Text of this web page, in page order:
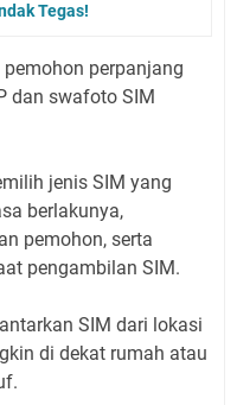
Tegas!
perpanjang
dan swafoto SIM
jenis SIM yang
berlakunya,
pemohon, serta
pengambilan SIM.
SIM dari lokasi
di dekat rumah atau